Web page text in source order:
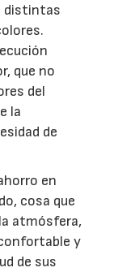
distintas
que no
del
la
de
en
cosa que
atmósfera,
y
de sus